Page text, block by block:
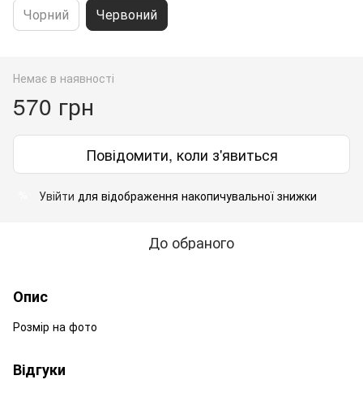
Чорний Червоний
Немає в наявності
570 грн
Повідомити, коли з'явиться
Увійти для відображення накопичувальної знижки
До обраного
Опис
Розмір на фото
Відгуки